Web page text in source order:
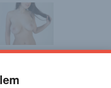
Lima
Óriási lángok